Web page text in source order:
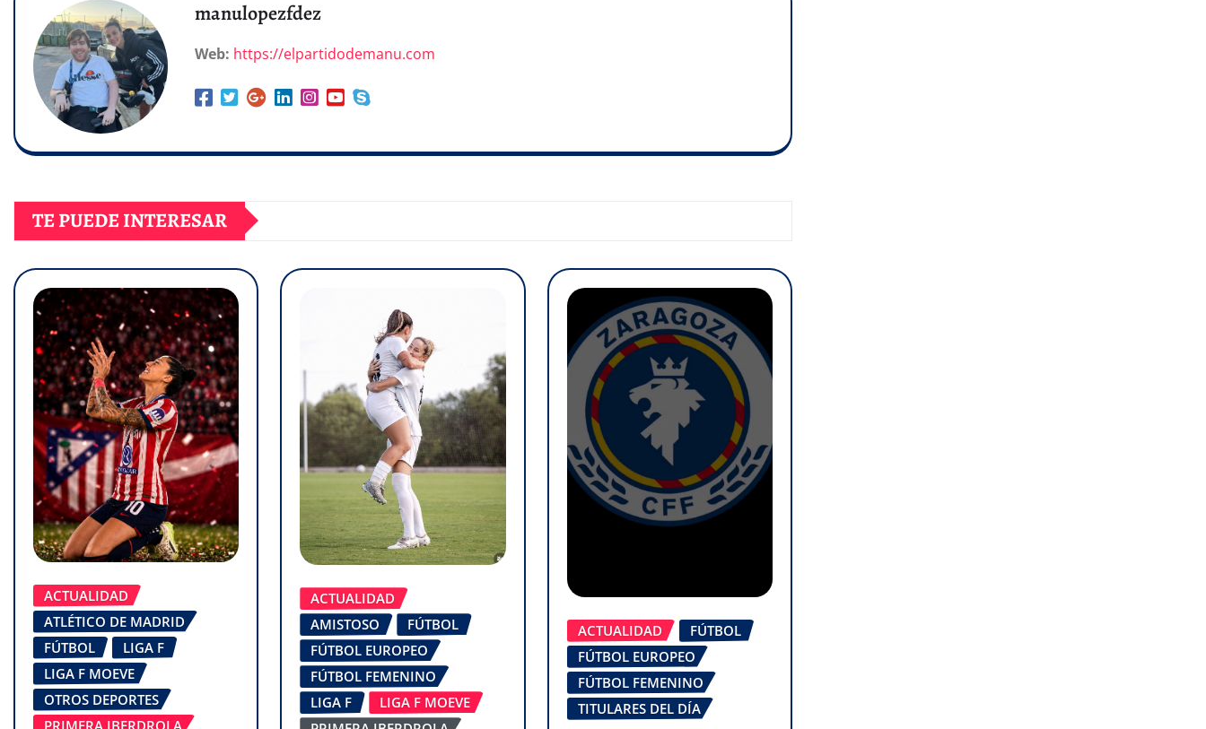
manulopezfdez
Web: https://elpartidodemanu.com
TE PUEDE INTERESAR
ACTUALIDAD
ATLÉTICO DE MADRID
FÚTBOL
LIGA F
LIGA F MOEVE
OTROS DEPORTES
PRIMERA IBERDROLA
ACTUALIDAD
AMISTOSO
FÚTBOL
FÚTBOL EUROPEO
FÚTBOL FEMENINO
LIGA F
LIGA F MOEVE
ACTUALIDAD
FÚTBOL
FÚTBOL EUROPEO
FÚTBOL FEMENINO
TITULARES DEL DÍA